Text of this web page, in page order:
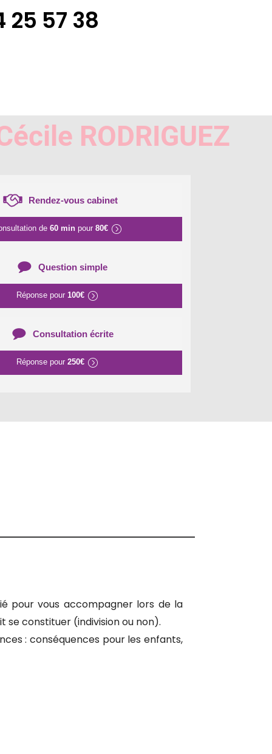
25 57 38
RODRIGUEZ
Rendez-vous cabinet
de60 min pour80€
Question simple
Réponse pour100€
Consultation écrite
Réponse pour250€
pour vous accompagner lors de la
constituer (indivision ou non).
: conséquences pour les enfants,